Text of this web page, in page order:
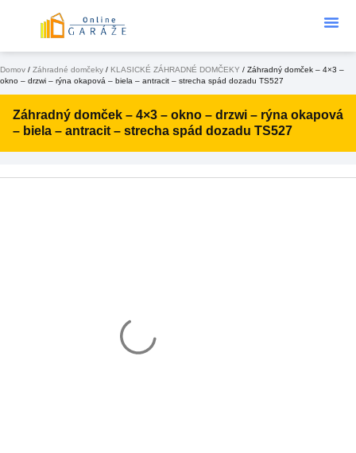
Domov / Záhradné domčeky / KLASICKÉ ZÁHRADNÉ DOMČEKY / Záhradný domček – 4×3 –
okno – drzwi – rýna okapová – biela – antracit – strecha spád dozadu TS527
Záhradný domček – 4×3 – okno – drzwi – rýna okapová
– biela – antracit – strecha spád dozadu TS527